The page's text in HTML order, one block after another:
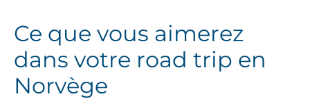
u
i
s
é
Ce que vous aimerez
dans votre road trip en
Norvège